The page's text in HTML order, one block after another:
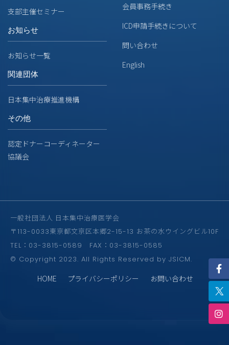
支部主催セミナー
お知らせ
お知らせ一覧
関連団体
日本集中治療推進機構
その他
認定ドナーコーディネーター
協議会
会員事務手続き
ICD申請手続きについて
問い合わせ
English
一般社団法人 日本集中治療医学会
〒113-0033東京都文京区本郷2-15-13 お茶の水ウイングビル10F
TEL：03-3815-0589 FAX：03-3815-0585
© Copyright 2023. All Rights Reserved by JSICM.
HOME プライバシーポリシー お問い合わせ